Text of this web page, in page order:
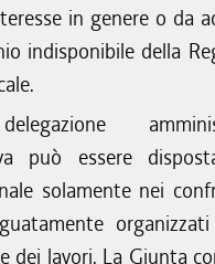
in genere o da
indisponibile della
può essere
solamente nei
dei lavori. La Giunta